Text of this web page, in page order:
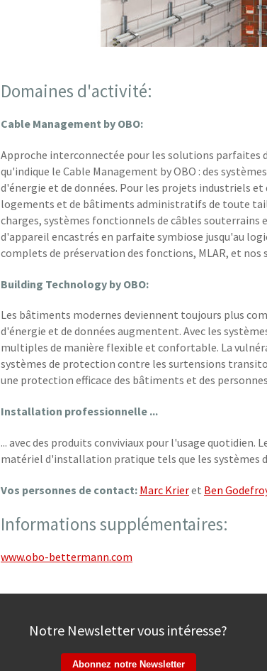
Domaines d'activité:
Cable Management by OBO:
Approche interconnectée pour les solutions parfaites
qu'indique le Cable Management by OBO : des
d'énergie et de données. Pour les projets industriels
logements et de bâtiments administratifs de toute
charges, systèmes fonctionnels de câbles souterrains
d'appareil encastrés en parfaite symbiose jusqu'au
complets de préservation des fonctions, MLAR, et
Building Technology by OBO:
Les bâtiments modernes deviennent toujours plus
d'énergie et de données augmentent. Avec les
multiples de manière flexible et confortable. La
systèmes de protection contre les surtensions
une protection efficace des bâtiments et des
Installation professionnelle ...
... avec des produits conviviaux pour l'usage
matériel d'installation pratique tels que les systèmes
Vos personnes de contact: Marc Krieret Ben
Informations supplémentaires:
www.obo-bettermann.com
Notre Newsletter vous intéresse?